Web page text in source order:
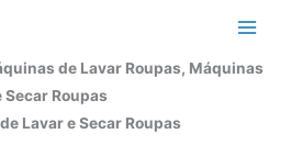
de Lavar Roupas, Máquinas
Secar Roupas
Lavar e Secar Roupas